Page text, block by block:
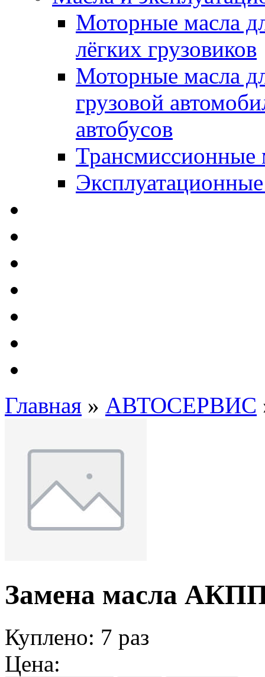
Моторные масла
лёгких грузовиков
Моторные масла
грузовой
автобусов
Трансмиссионные
Главная » АВТОСЕРВИС
Замена масла
Куплено: 7 раз
Цена: